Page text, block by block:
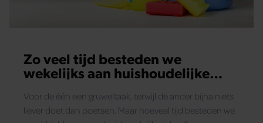
Zo veel tijd besteden we
wekelijks aan huishoudelijke
Voor de één een gruweltaak, terwijl de ander bijna niets
liever doet dan poetsen. Maar hoeveel tijd besteden we